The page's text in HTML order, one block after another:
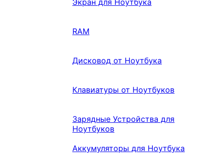
Экран для Ноутбука
RAM
Дисковод от Ноутбука
Клавиатуры от Ноутбуков
Зарядные Устройства для
Ноутбуков
Аккумуляторы для Ноутбука